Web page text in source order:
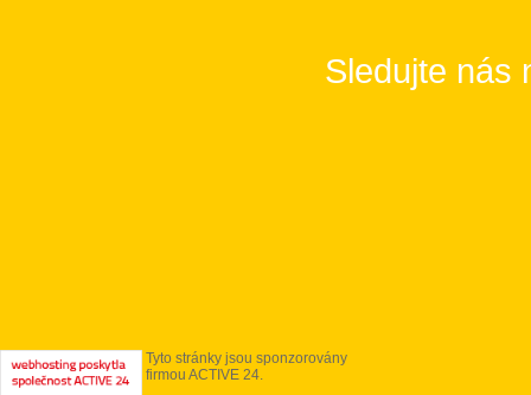
Sledujte nás
Tyto stránky jsou sponzorovány
firmou ACTIVE 24.